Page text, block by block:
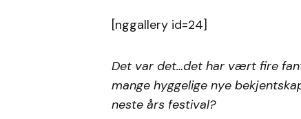
[nggallery id=24]
Det var det…det har vært fire
mange hyggelige nye
neste års festival?